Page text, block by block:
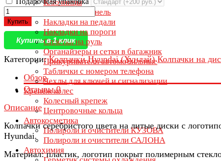
Ключницы
Коврики на панель
Накладки на педали
Накладки на пороги
Оплётки на руль
Органайзеры и сетки в багажник
Прикуриватели автомобильные
Таблички с номером телефона
Чехлы для ключей и сигнализации
Крепеж колес
Колесный крепеж
Центровочные кольца
Автокосметика
Полироли и очистители КУЗОВА
Полироли и очистители САЛОНА
Автохимия
Купить
Купить в 1 клик
Категории:Колпачки Hyundai (Хундай) Колпачки на
Обзор
Отзывы0
Описание
Колпачки серебристого цвета на литые диски с
Hyundai.
Материал: пластик, логотип покрыт полимерным